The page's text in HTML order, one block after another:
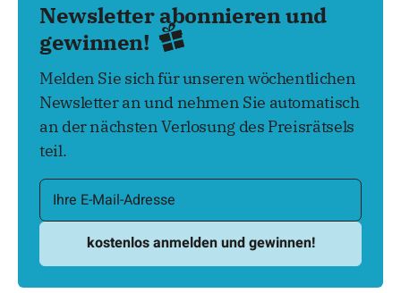
Newsletter abonnieren und
gewinnen!
Melden Sie sich für unseren wöchentlichen
Newsletter an und nehmen Sie automatisch
an der nächsten Verlosung des Preisrätsels
teil.